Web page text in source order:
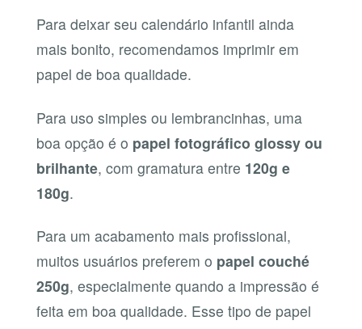
Para deixar seu calendário infantil ainda
mais bonito, recomendamos imprimir em
papel de boa qualidade.
Para uso simples ou lembrancinhas, uma
boa opção é o papel fotográfico glossy ou
brilhante, com gramatura entre 120g e
180g.
Para um acabamento mais profissional,
muitos usuários preferem o papel couché
250g, especialmente quando a impressão é
feita em boa qualidade. Esse tipo de papel